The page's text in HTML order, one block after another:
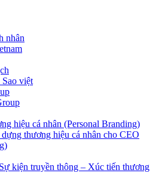
nhân
việt
hiệu cá nhân (Personal Branding)
thương hiệu cá nhân cho CEO
kiện truyền thông – Xúc tiến thương